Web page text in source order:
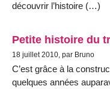
découvrir l’histoire (…)
Petite histoire du
18 juillet 2010, par Bruno
C’est grâce à la
quelques années